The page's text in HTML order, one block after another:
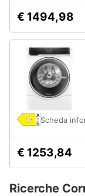
€ 1494,98
Scheda
€ 1253,84
Ricerche